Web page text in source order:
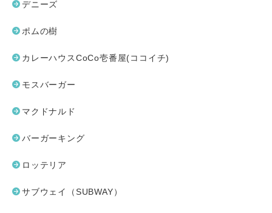
デニーズ
ポムの樹
カレーハウスCoCo壱番屋(ココイチ)
モスバーガー
マクドナルド
バーガーキング
ロッテリア
サブウェイ（SUBWAY）